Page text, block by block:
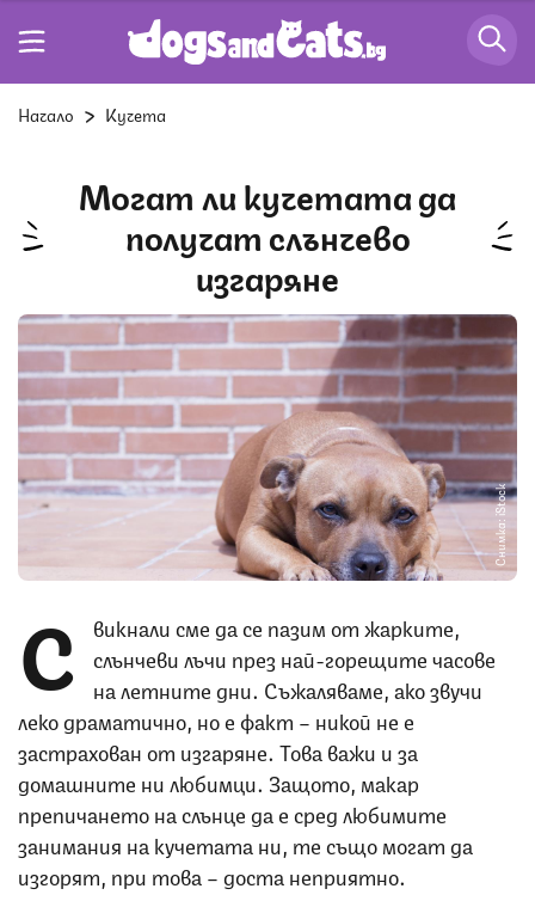
Начало Кучета
Могат ли кучетата да
получат слънчево
изгаряне
Снимка: iStock
С
викнали сме да се пазим от жарките,
слънчеви лъчи през най-горещите часове
на летните дни. Съжаляваме, ако звучи
леко драматично, но е факт – никой не е
застрахован от изгаряне. Това важи и за
домашните ни любимци. Защото, макар
препичането на слънце да е сред любимите
занимания на кучетата ни, те също могат да
изгорят, при това – доста неприятно.